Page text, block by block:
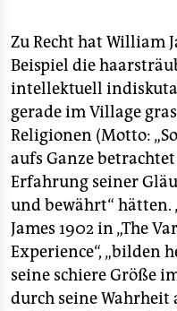
Zu Recht hat William
Beispiel die
intellektuell
gerade im Village
Religionen (Motto:
aufs Ganze
Erfahrung seiner
und bewährt“ hätten.
James 1902 in „The
Experience“, „bilden
seine schiere Größe
durch seine Wahrheit